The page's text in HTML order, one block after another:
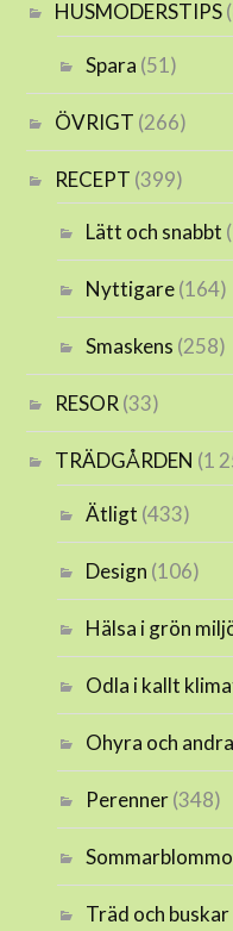
HUSMODERSTIPS
Spara (51)
ÖVRIGT (266)
RECEPT (399)
Lätt och snabbt
Nyttigare(164)
Smaskens (258)
RESOR(33)
TRÄDGÅRDEN (1
Ätligt (433)
Design (106)
Hälsa i grön
Odla i kallt
Ohyra och
Perenner(348)
Träd och buskar